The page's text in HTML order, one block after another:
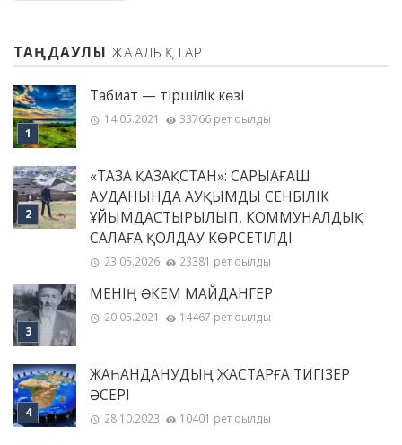
ТАҢДАУЛЫ ЖАҢАЛЫҚТАР
Табиғат — тіршілік көзі
14.05.2021 33766 рет оқылды
«ТАЗА ҚАЗАҚСТАН»: САРЫАҒАШ
АУДАНЫНДА АУҚЫМДЫ СЕНБІЛІК
ҰЙЫМДАСТЫРЫЛЫП, КОММУНАЛДЫҚ
САЛАҒА ҚОЛДАУ КӨРСЕТІЛДІ
23.05.2026 23381 рет оқылды
МЕНІҢ ƏКЕМ МАЙДАНГЕР
20.05.2021 14467 рет оқылды
ЖАҺАНДАНУДЫҢ ЖАСТАРҒА ТИГІЗЕР
ӘСЕРІ
28.10.2023 10401 рет оқылды